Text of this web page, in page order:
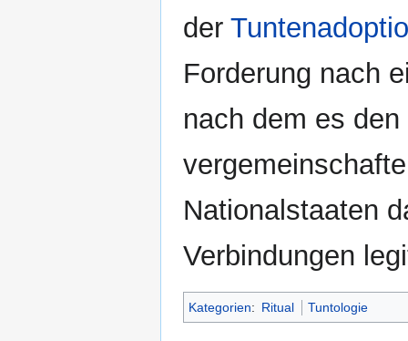
der
Forderung nach
nach dem es
Nationalstaaten
Verbindungen
Kategorien: Ritual Tuntologie